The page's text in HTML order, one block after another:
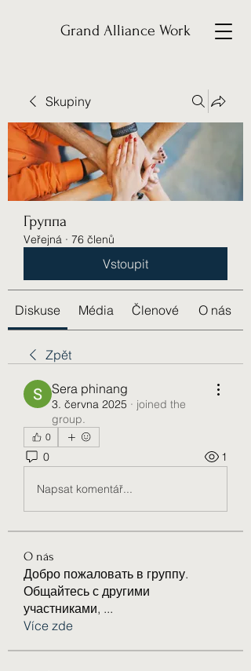
Grand Alliance Work
Skupiny
Группа
Veřejná · 76 členů
Vstoupit
Diskuse Média Členové O nás
Zpět
Sera phinang
3. června 2025 · joined the
group.
0
0 1
Napsat komentář...
O nás
Добро пожаловать в группу.
Общайтесь с другими
участниками, ...
Více zde